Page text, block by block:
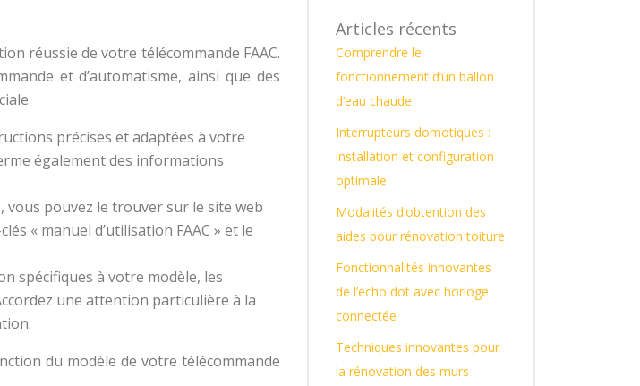
réussie de votre télécommande FAAC.
et d’automatisme, ainsi que des
précises et adaptées à votre
également des informations
vous pouvez le trouver sur le site web
« manuel d’utilisation FAAC » et le
spécifiques à votre modèle, les
une attention particulière à la
du modèle de votre télécommande
Articles récents
Comprendre le
fonctionnement d’un ballon
d’eau chaude
Interrupteurs domotiques :
installation et configuration
optimale
Modalités d’obtention des
aides pour rénovation toiture
Fonctionnalités innovantes
de l’echo dot avec horloge
connectée
Techniques innovantes pour
la rénovation des murs